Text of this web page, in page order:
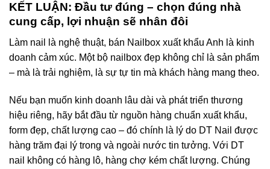
KẾT LUẬN: Đầu tư đúng – chọn đúng nhà
cung cấp, lợi nhuận sẽ nhân đôi
Làm nail là nghệ thuật, bán Nailbox xuất khẩu Anh là kinh
doanh cảm xúc. Một bộ nailbox đẹp không chỉ là sản phẩm
– mà là trải nghiệm, là sự tự tin mà khách hàng mang theo.
Nếu bạn muốn kinh doanh lâu dài và phát triển thương
hiệu riêng, hãy bắt đầu từ nguồn hàng chuẩn xuất khẩu,
form đẹp, chất lượng cao – đó chính là lý do DT Nail được
hàng trăm đại lý trong và ngoài nước tin tưởng. Với DT
nail không có hàng lô, hàng chợ kém chất lượng. Chúng